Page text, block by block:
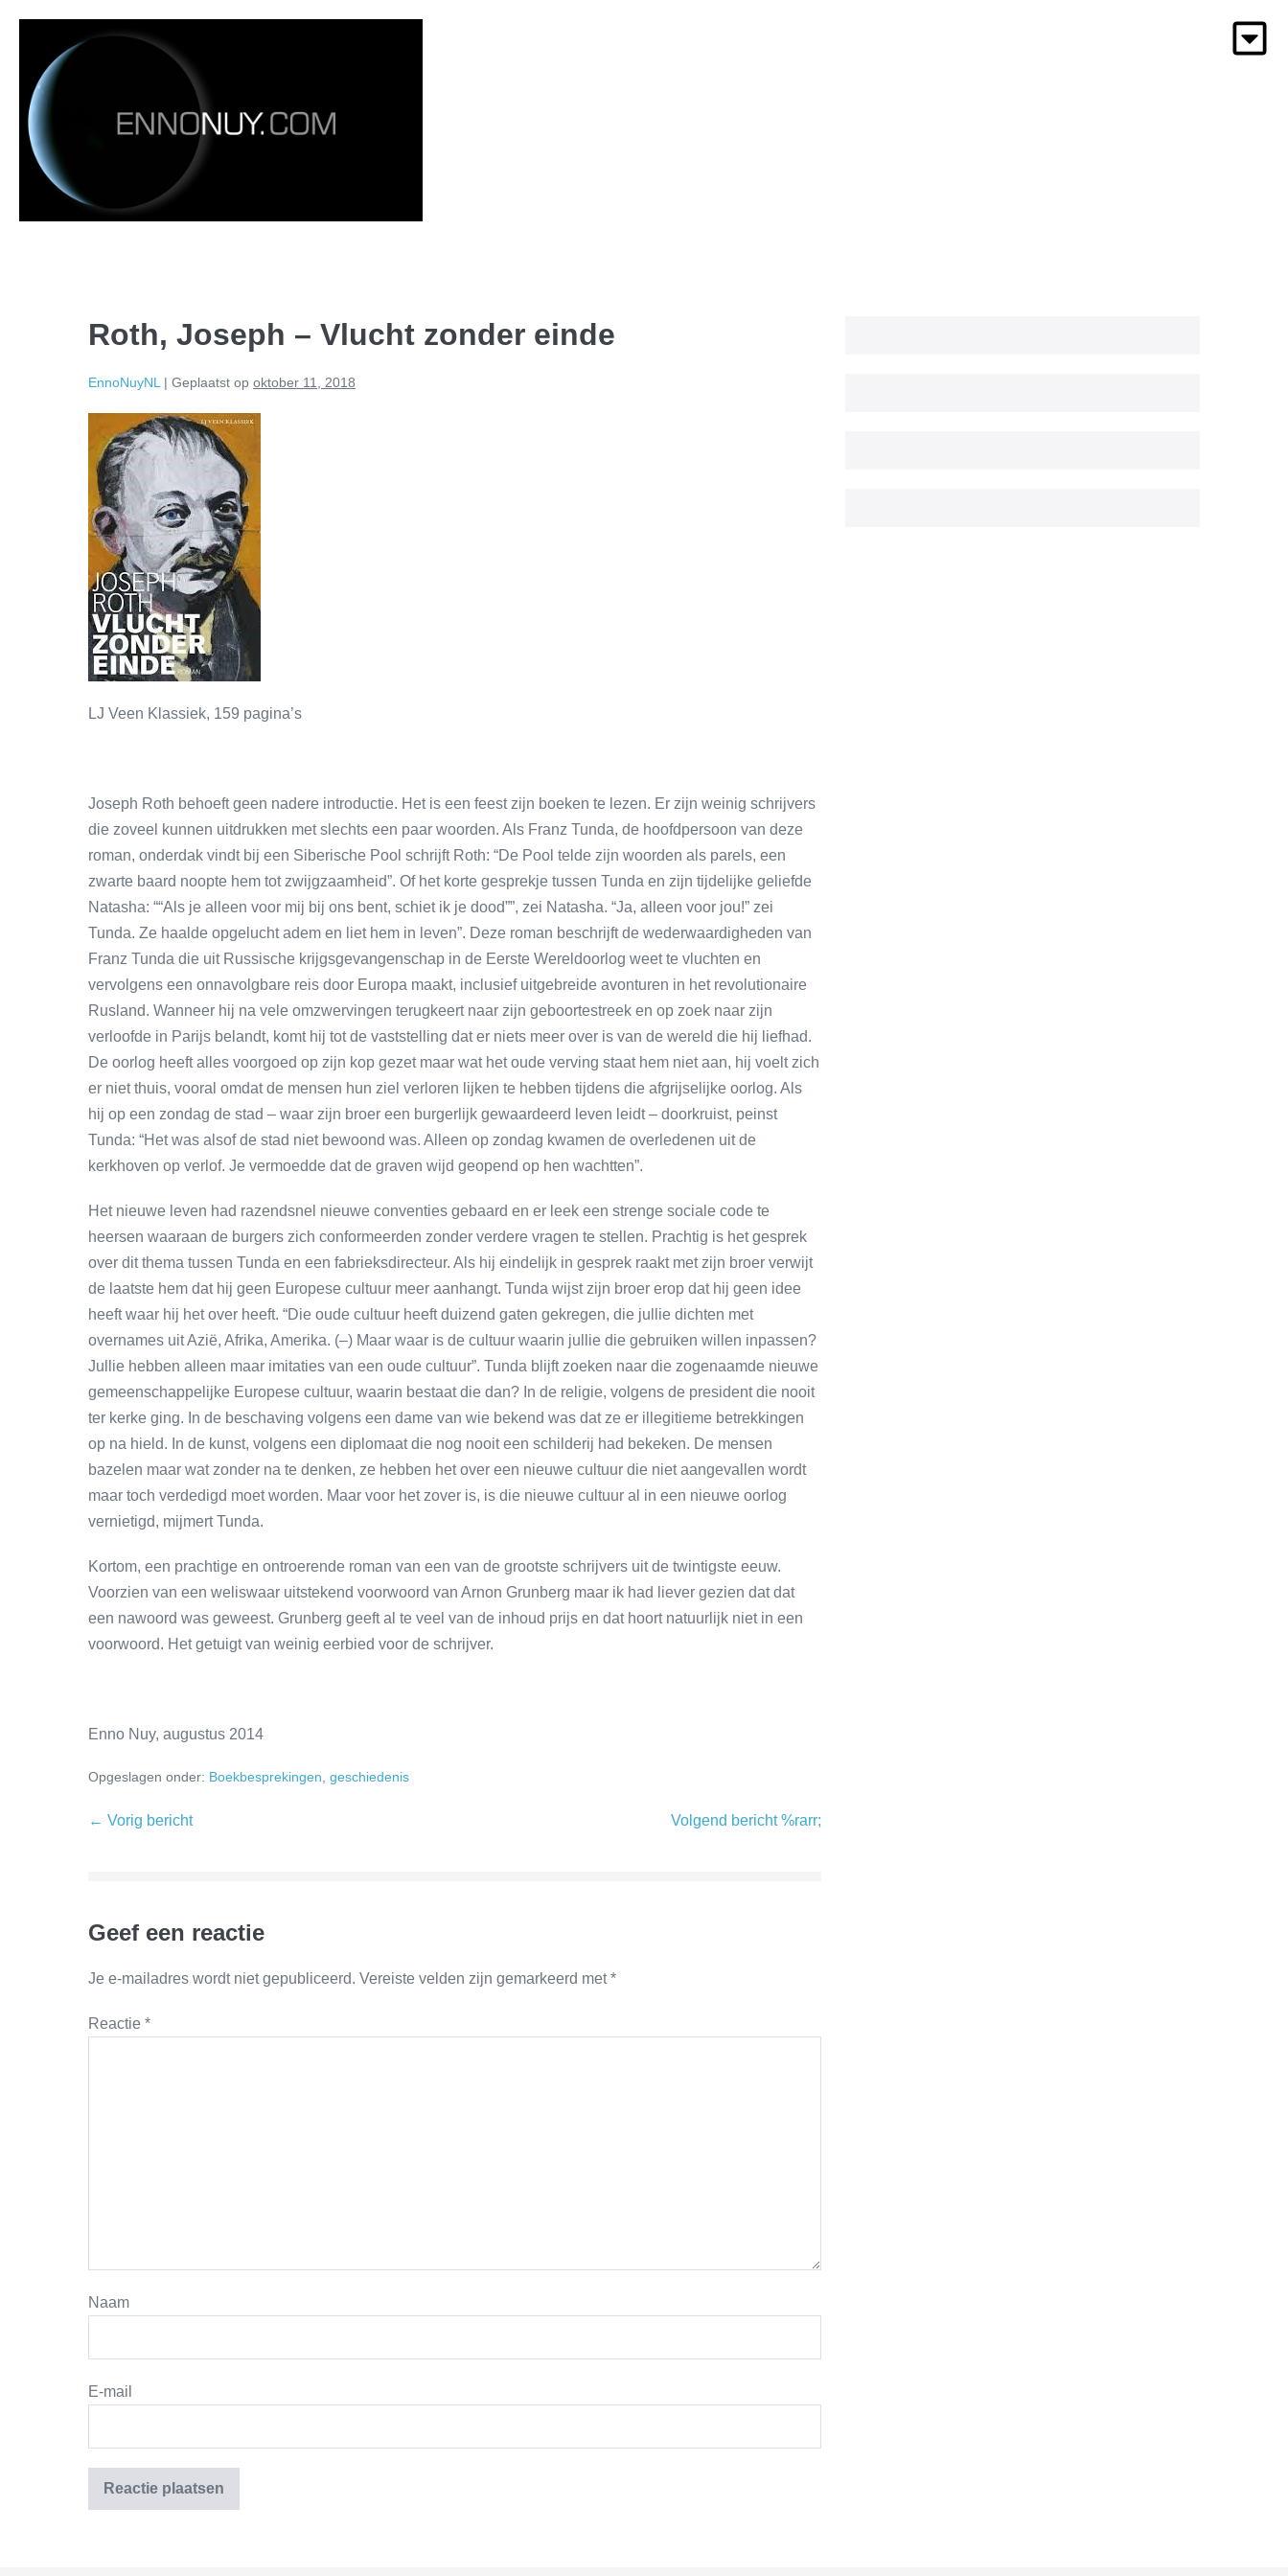
Roth, Joseph – Vlucht zonder einde
EnnoNuyNL | Geplaatst op oktober 11, 2018
LJ Veen Klassiek, 159 pagina’s
Joseph Roth behoeft geen nadere introductie. Het is een feest zijn boeken te lezen. Er zijn weinig schrijvers
die zoveel kunnen uitdrukken met slechts een paar woorden. Als Franz Tunda, de hoofdpersoon van deze
roman, onderdak vindt bij een Siberische Pool schrijft Roth: “De Pool telde zijn woorden als parels, een
zwarte baard noopte hem tot zwijgzaamheid”. Of het korte gesprekje tussen Tunda en zijn tijdelijke geliefde
Natasha: ““Als je alleen voor mij bij ons bent, schiet ik je dood””, zei Natasha. “Ja, alleen voor jou!” zei
Tunda. Ze haalde opgelucht adem en liet hem in leven”. Deze roman beschrijft de wederwaardigheden van
Franz Tunda die uit Russische krijgsgevangenschap in de Eerste Wereldoorlog weet te vluchten en
vervolgens een onnavolgbare reis door Europa maakt, inclusief uitgebreide avonturen in het revolutionaire
Rusland. Wanneer hij na vele omzwervingen terugkeert naar zijn geboortestreek en op zoek naar zijn
verloofde in Parijs belandt, komt hij tot de vaststelling dat er niets meer over is van de wereld die hij liefhad.
De oorlog heeft alles voorgoed op zijn kop gezet maar wat het oude verving staat hem niet aan, hij voelt zich
er niet thuis, vooral omdat de mensen hun ziel verloren lijken te hebben tijdens die afgrijselijke oorlog. Als
hij op een zondag de stad – waar zijn broer een burgerlijk gewaardeerd leven leidt – doorkruist, peinst
Tunda: “Het was alsof de stad niet bewoond was. Alleen op zondag kwamen de overledenen uit de
kerkhoven op verlof. Je vermoedde dat de graven wijd geopend op hen wachtten”.
Het nieuwe leven had razendsnel nieuwe conventies gebaard en er leek een strenge sociale code te
heersen waaraan de burgers zich conformeerden zonder verdere vragen te stellen. Prachtig is het gesprek
over dit thema tussen Tunda en een fabrieksdirecteur. Als hij eindelijk in gesprek raakt met zijn broer verwijt
de laatste hem dat hij geen Europese cultuur meer aanhangt. Tunda wijst zijn broer erop dat hij geen idee
heeft waar hij het over heeft. “Die oude cultuur heeft duizend gaten gekregen, die jullie dichten met
overnames uit Azië, Afrika, Amerika. (–) Maar waar is de cultuur waarin jullie die gebruiken willen inpassen?
Jullie hebben alleen maar imitaties van een oude cultuur”. Tunda blijft zoeken naar die zogenaamde nieuwe
gemeenschappelijke Europese cultuur, waarin bestaat die dan? In de religie, volgens de president die nooit
ter kerke ging. In de beschaving volgens een dame van wie bekend was dat ze er illegitieme betrekkingen
op na hield. In de kunst, volgens een diplomaat die nog nooit een schilderij had bekeken. De mensen
bazelen maar wat zonder na te denken, ze hebben het over een nieuwe cultuur die niet aangevallen wordt
maar toch verdedigd moet worden. Maar voor het zover is, is die nieuwe cultuur al in een nieuwe oorlog
vernietigd, mijmert Tunda.
Kortom, een prachtige en ontroerende roman van een van de grootste schrijvers uit de twintigste eeuw.
Voorzien van een weliswaar uitstekend voorwoord van Arnon Grunberg maar ik had liever gezien dat dat
een nawoord was geweest. Grunberg geeft al te veel van de inhoud prijs en dat hoort natuurlijk niet in een
voorwoord. Het getuigt van weinig eerbied voor de schrijver.
Enno Nuy, augustus 2014
Opgeslagen onder: Boekbesprekingen geschiedenis
← Vorig bericht Volgend bericht %rarr;
Geef een reactie
Je e-mailadres wordt niet gepubliceerd. Vereiste velden zijn gemarkeerd met*
Reactie *
Naam
E-mail